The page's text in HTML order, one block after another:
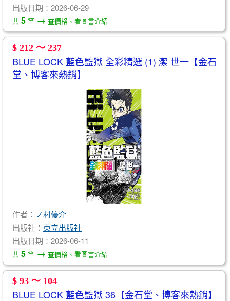
出版日期：2026-06-29
共 5 筆 → 查價格、看圖書介紹
$ 212 ～ 237
BLUE LOCK 藍色監獄 全彩精選 (1) 潔 世一【金石
堂、博客來熱銷】
作者： ノ村優介
出版社： 東立出版社
出版日期：2026-06-11
共 5 筆 → 查價格、看圖書介紹
$ 93 ～ 104
BLUE LOCK 藍色監獄 36【金石堂、博客來熱銷】